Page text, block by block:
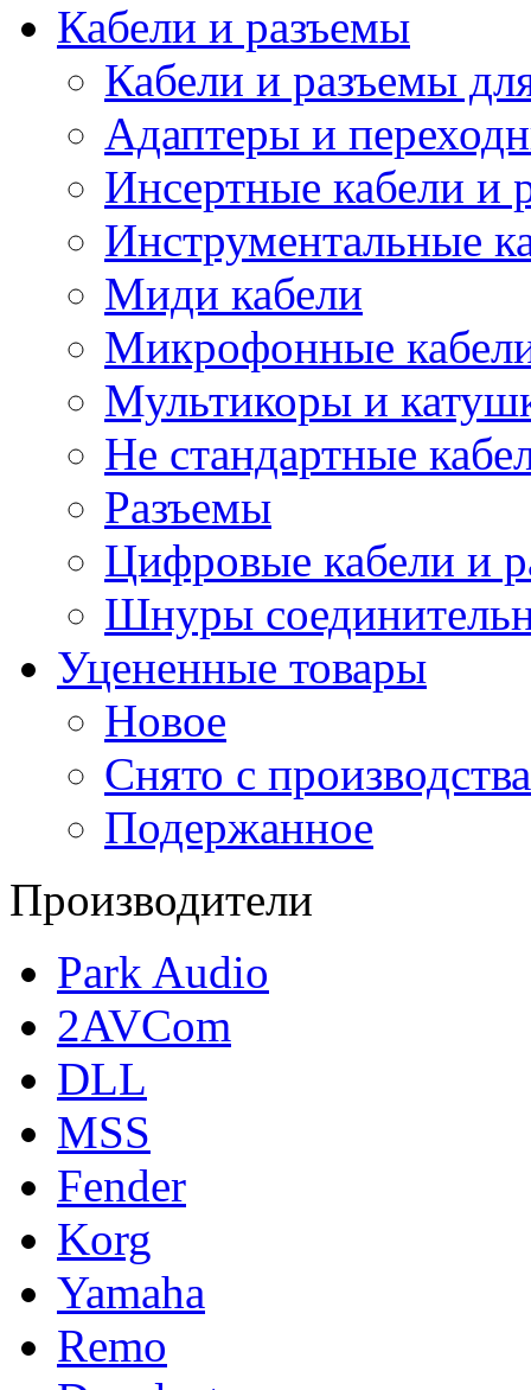
Кабели и разъемы
Кабели и разъемы
Адаптеры и
Инсертные кабели и
Инструментальные
Миди кабели
Микрофонные
Мультикоры и
Не стандартные
Разъемы
Цифровые кабели и
Шнуры
Уцененные товары
Новое
Снято с производства
Подержанное
Производители
Park Audio
2AVCom
DLL
MSS
Fender
Korg
Yamaha
Remo